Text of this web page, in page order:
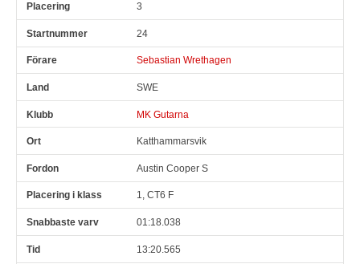
3
24
Sebastian Wrethagen
SWE
MK Gutarna
Katthammarsvik
Austin Cooper S
1, CT6 F
01:18.038
13:20.565